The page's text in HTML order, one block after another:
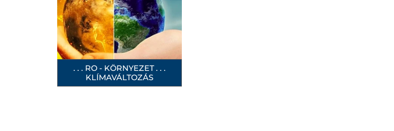
. . . RO - KÖRNYEZET . . .
KLÍMAVÁLTOZÁS